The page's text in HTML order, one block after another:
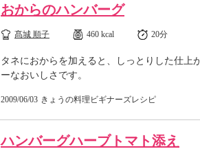
おからのハンバーグ
髙城 順子 460 kcal 20分
タネにおからを加えると、しっとりした仕上
ーなおいしさです。
2009/06/03 きょうの料理ビギナーズレシピ
ハンバーグハーブトマト添え